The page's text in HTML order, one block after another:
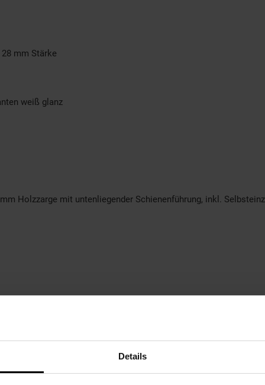
Details
mm Stärke
weiß glanz
Holzzarge mit untenliegender Schienenführung, inkl.
(WICHTIG! Für Geschirrspüler